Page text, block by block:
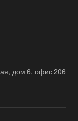
дом 6, офис 206